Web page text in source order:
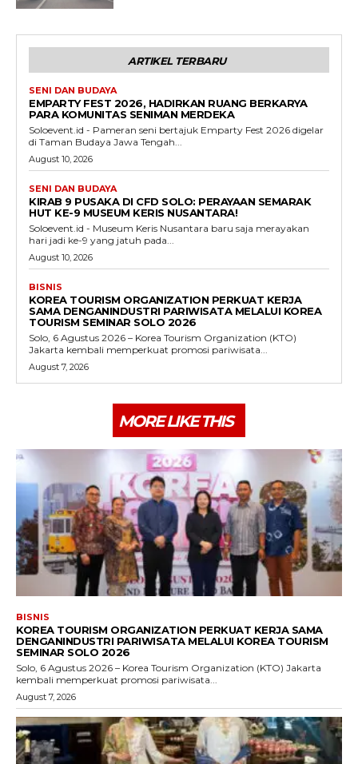
ARTIKEL TERBARU
SENI DAN BUDAYA
EMPARTY FEST 2026, HADIRKAN RUANG BERKARYA
PARA KOMUNITAS SENIMAN MERDEKA
Soloevent.id - Pameran seni bertajuk Emparty Fest 2026 digelar
di Taman Budaya Jawa Tengah...
August 10, 2026
SENI DAN BUDAYA
KIRAB 9 PUSAKA DI CFD SOLO: PERAYAAN SEMARAK
HUT KE-9 MUSEUM KERIS NUSANTARA!
Soloevent.id - Museum Keris Nusantara baru saja merayakan
hari jadi ke-9 yang jatuh pada...
August 10, 2026
BISNIS
KOREA TOURISM ORGANIZATION PERKUAT KERJA
SAMA DENGANINDUSTRI PARIWISATA MELALUI KOREA
TOURISM SEMINAR SOLO 2026
Solo, 6 Agustus 2026 – Korea Tourism Organization (KTO)
Jakarta kembali memperkuat promosi pariwisata...
August 7, 2026
MORE LIKE THIS
BISNIS
KOREA TOURISM ORGANIZATION PERKUAT KERJA SAMA
DENGANINDUSTRI PARIWISATA MELALUI KOREA TOURISM
SEMINAR SOLO 2026
Solo, 6 Agustus 2026 – Korea Tourism Organization (KTO) Jakarta
kembali memperkuat promosi pariwisata...
August 7, 2026